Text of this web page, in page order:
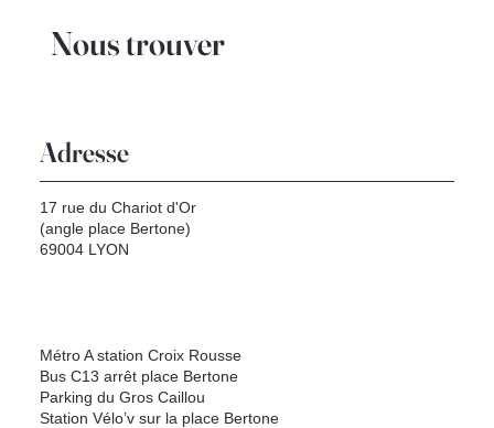
Nous trouver
Adresse
17 rue du Chariot d'Or
(angle place Bertone)
69004 LYON
Métro A station Croix Rousse
Bus C13 arrêt place Bertone
Parking du Gros Caillou
Station Vélo’v sur la place Bertone